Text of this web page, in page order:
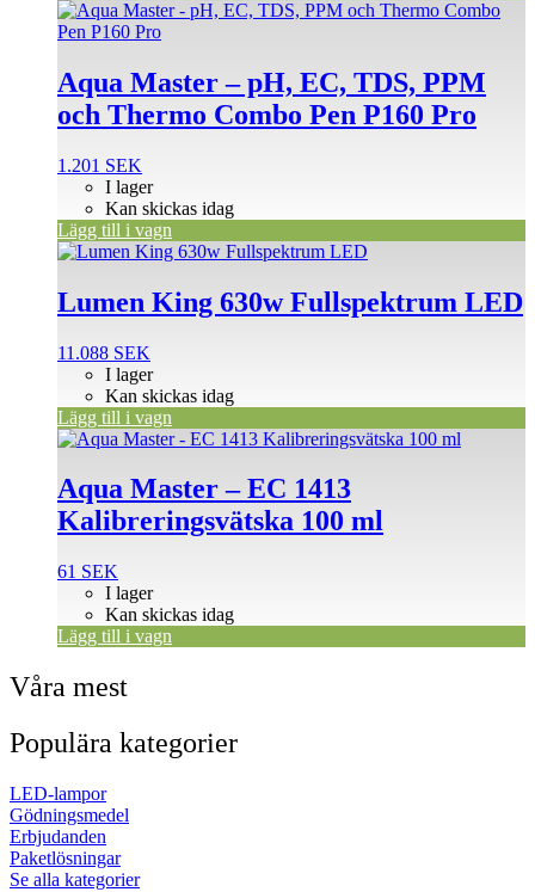
Aqua Master – pH, EC, TDS, PPM
och Thermo Combo Pen P160 Pro
1.201 SEK
I lager
Kan skickas idag
Lägg till i vagn
Lumen King 630w Fullspektrum LED
11.088 SEK
I lager
Kan skickas idag
Lägg till i vagn
Aqua Master – EC 1413
Kalibreringsvätska 100 ml
61 SEK
I lager
Kan skickas idag
Lägg till i vagn
Våra mest
Populära kategorier
LED-lampor
Gödningsmedel
Erbjudanden
Paketlösningar
Se alla kategorier